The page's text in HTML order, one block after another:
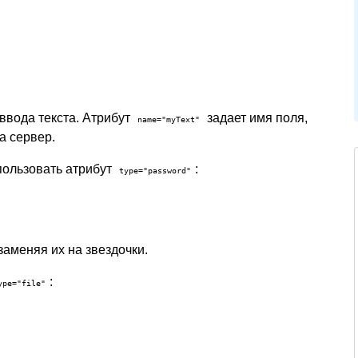
текста. Атрибут name="myText"
задает имя поля,
сервер.
атрибут type="password" :
их на звездочки.
: